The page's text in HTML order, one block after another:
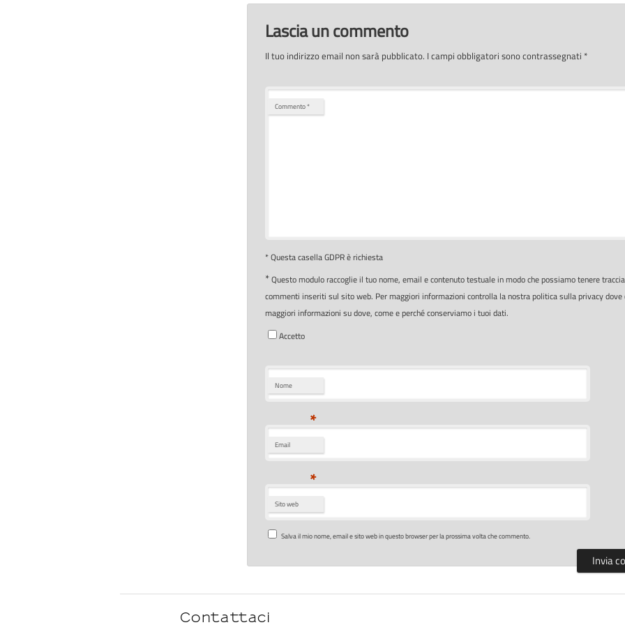
Lascia un commento
Il tuo indirizzo email non sarà pubblicato. I campi obbligatori sono contrassegnati *
Commento*
* Questa casella GDPR è richiesta
*Questo modulo raccoglie il tuo nome, email e contenuto testuale in modo che possiamo tenere
commenti inseriti sul sito web. Per maggiori informazioni controlla la nostra politica sulla privacy
maggiori informazioni su dove, come e perché conserviamo i tuoi dati.
Accetto
Nome
*
Email
*
Sito web
Salva il mio nome, email e sito web in questo browser per la prossima volta che commento.
Contattaci